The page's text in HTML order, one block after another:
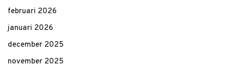
februari 2026
januari 2026
december 2025
november 2025